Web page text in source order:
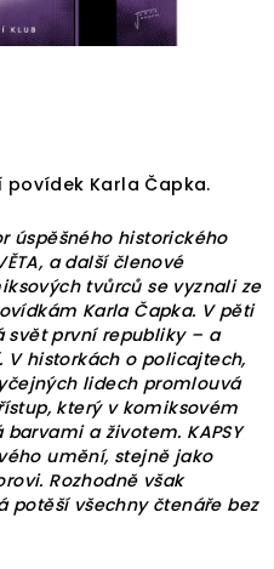
povídek Karla Čapka.
úspěšného historického
a další členové
tvůrců se vyznali ze
Karla Čapka. V pěti
svět první republiky – a
historkách o policajtech,
lidech promlouvá
který v komiksovém
a životem. KAPSY
umění, stejně jako
Rozhodně však
potěší všechny čtenáře bez